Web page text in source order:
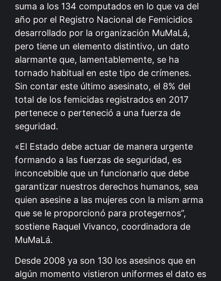
suma a los 134 computados en lo que va del
año por el Registro Nacional de Femicidios
desarrollado por la organización MuMaLá,
pero tiene un elemento distintivo, un dato
alarmante que, lamentablemente, se ha
tornado habitual en este tipo de crímenes.
Sin contar este último asesinato, el 8% del
total de los femicidas registrados en 2017
pertenece o perteneció a una fuerza de
seguridad.
«El Estado debe actuar de manera urgente
formando a las fuerzas de seguridad, es
inconcebible que un funcionario que debe
garantizar nuestros derechos humanos, sea
quien asesine a las mujeres con la mism arma
que se le proporcionó para protegernos”,
sostiene Raquel Vivanco, coordinadora de
MuMaLá.
Desde 2008 ya son 130 los asesinos que en
algún momento vistieron uniformes el dato es